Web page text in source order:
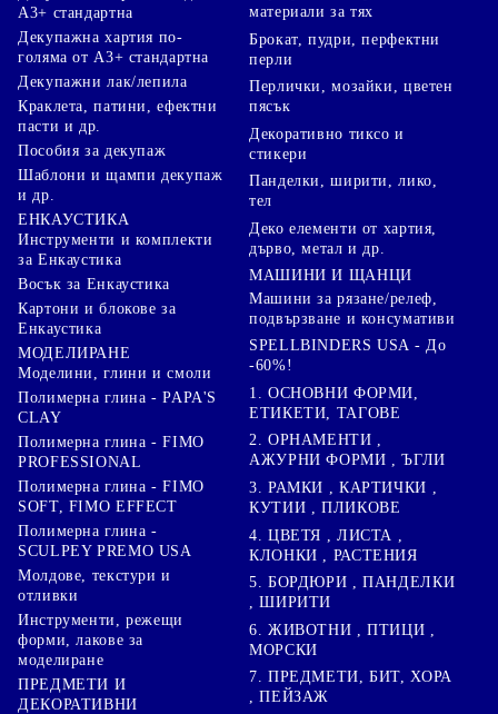
А3+ стандартна
Декупажна хартия по-
голяма от А3+ стандартна
Декупажни лак/лепила
Краклета, патини, ефектни
пасти и др.
Пособия за декупаж
Шаблони и щампи декупаж
и др.
ЕНКАУСТИКА
Инструменти и комплекти
за Енкаустика
Восък за Енкаустика
Картони и блокове за
Енкаустика
МОДЕЛИРАНЕ
Моделини, глини и смоли
Полимерна глина - PAPA'S
CLAY
Полимерна глина - FIMO
PROFESSIONAL
Полимерна глина - FIMO
SOFT, FIMO EFFECT
Полимерна глина -
SCULPEY PREMO USA
Молдове, текстури и
отливки
Инструменти, режещи
форми, лакове за
моделиране
ПРЕДМЕТИ И
ДЕКОРАТИВНИ
материали за тях
Брокат, пудри, перфектни
перли
Перлички, мозайки, цветен
пясък
Декоративно тиксо и
стикери
Панделки, ширити, лико,
тел
Деко елементи от хартия,
дърво, метал и др.
МАШИНИ И ЩАНЦИ
Машини за рязане/релеф,
подвързване и консумативи
SPELLBINDERS USA - До
-60%!
1. ОСНОВНИ ФОРМИ,
ЕТИКЕТИ, ТАГОВЕ
2. ОРНАМЕНТИ ,
АЖУРНИ ФОРМИ , ЪГЛИ
3. РАМКИ , КАРТИЧКИ ,
КУТИИ , ПЛИКОВЕ
4. ЦВЕТЯ , ЛИСТА ,
КЛОНКИ , РАСТЕНИЯ
5. БОРДЮРИ , ПАНДЕЛКИ
, ШИРИТИ
6. ЖИВОТНИ , ПТИЦИ ,
МОРСКИ
7. ПРЕДМЕТИ, БИТ, ХОРА
, ПЕЙЗАЖ